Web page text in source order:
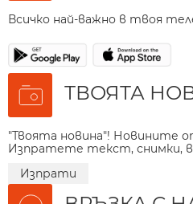
Всичко най-важно в твоя
ТВОЯТА
"Твоята новина"! Новините
Изпратете текст, снимки,
Изпрати